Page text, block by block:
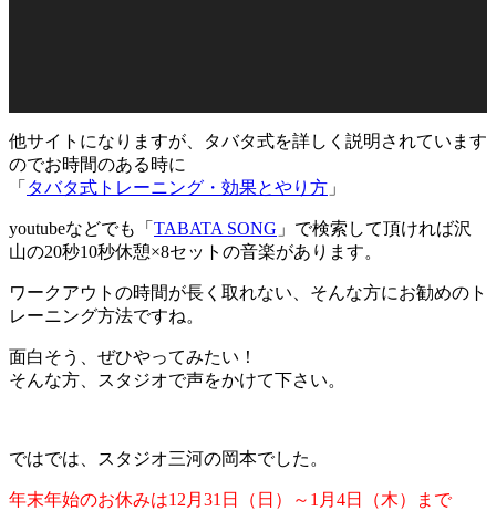
他サイトになりますが、タバタ式を詳しく説明されています
のでお時間のある時に
「 タバタ式トレーニング・効果とやり方 」
youtubeなどでも「 TABATA SONG 」で検索して頂ければ沢
山の20秒10秒休憩×8セットの音楽があります。
ワークアウトの時間が長く取れない、そんな方にお勧めのト
レーニング方法ですね。
面白そう、ぜひやってみたい！
そんな方、スタジオで声をかけて下さい。
ではでは、スタジオ三河の岡本でした。
年末年始のお休みは12月31日（日）～1月4日（木）まで